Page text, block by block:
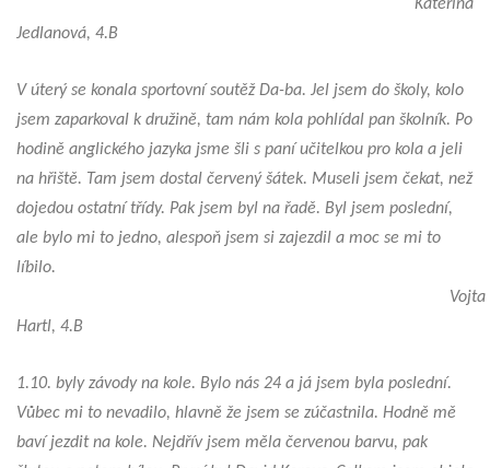
Kateřina
Jedlanová, 4.B
V úterý se konala sportovní soutěž Da-ba. Jel jsem do školy, kolo
jsem zaparkoval k družině, tam nám kola pohlídal pan školník. Po
hodině anglického jazyka jsme šli s paní učitelkou pro kola a jeli
na hřiště. Tam jsem dostal červený šátek. Museli jsem čekat, než
dojedou ostatní třídy. Pak jsem byl na řadě. Byl jsem poslední,
ale bylo mi to jedno, alespoň jsem si zajezdil a moc se mi to
líbilo.
Vojta
Hartl, 4.B
1.10. byly závody na kole. Bylo nás 24 a já jsem byla poslední.
Vůbec mi to nevadilo, hlavně že jsem se zúčastnila. Hodně mě
baví jezdit na kole. Nejdřív jsem měla červenou barvu, pak